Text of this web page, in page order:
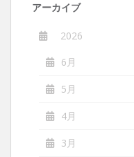
アーカイブ
2026
6月
5月
4月
3月